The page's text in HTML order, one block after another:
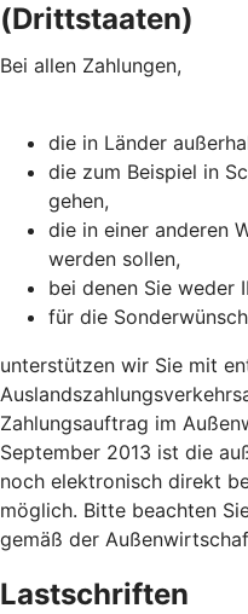
(Drittstaaten)
Bei allen Zahlungen,
die in Länder
die zum Beispiel in
gehen,
die in einer anderen
werden sollen,
bei denen Sie weder
für die
unterstützen wir Sie mit
Zahlungsauftrag im
September 2013 ist die
noch elektronisch direkt
möglich. Bitte beachten
gemäß der
Lastschriften